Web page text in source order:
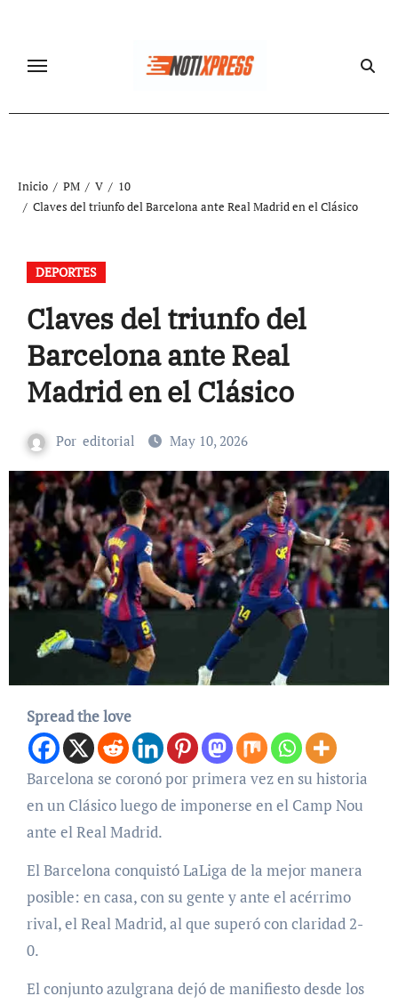
contenido
Inicio PM V
10
Claves del triunfo del Barcelona ante Real Madrid en el Clásico
DEPORTES
Claves del triunfo del
Barcelona ante Real
Madrid en el Clásico
Por editorial May 10, 2026
Spread the love
Barcelona se coronó por primera vez en su historia
en un Clásico luego de imponerse en el Camp Nou
ante el Real Madrid.
El Barcelona conquistó LaLiga de la mejor manera
posible: en casa, con su gente y ante el acérrimo
rival, el Real Madrid, al que superó con claridad 2-
0.
El conjunto azulgrana dejó de manifiesto desde los